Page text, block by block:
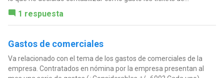
1 respuesta
Gastos de comerciales
Va relacionado con el tema de los gastos de comerciales de la
empresa. Contratados en nómina por la empresa presentan al